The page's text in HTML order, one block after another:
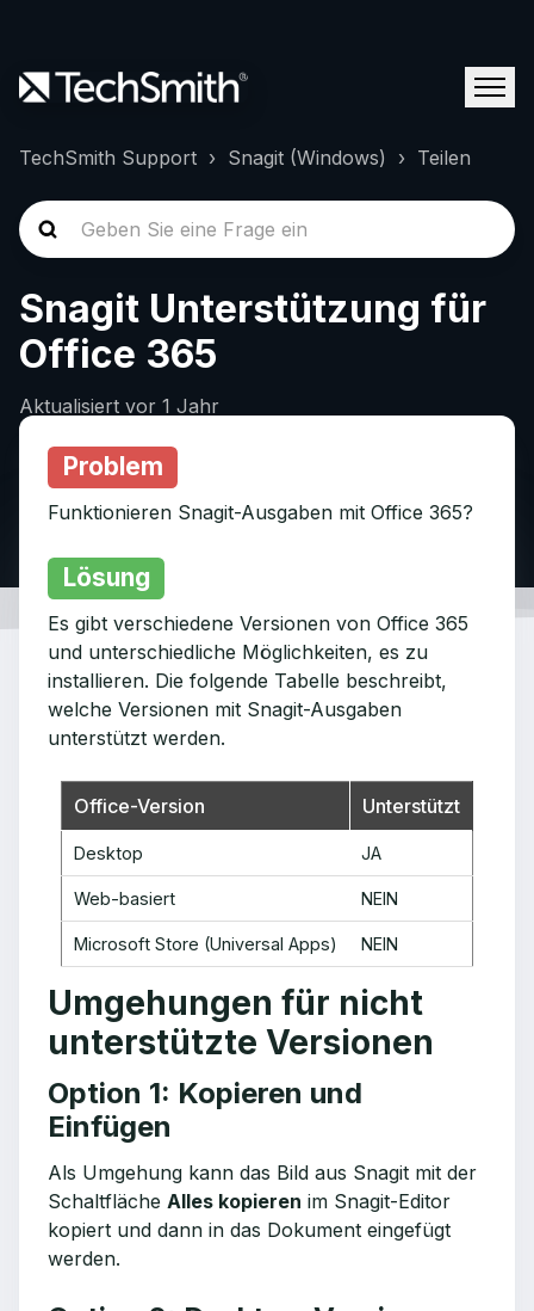
TechSmith Support Snagit (Windows) Teilen
Snagit Unterstützung für
Office 365
Aktualisiert vor 1 Jahr
Problem
Funktionieren Snagit-Ausgaben mit Office 365?
Lösung
Es gibt verschiedene Versionen von Office 365
und unterschiedliche Möglichkeiten, es zu
installieren. Die folgende Tabelle beschreibt,
welche Versionen mit Snagit-Ausgaben
unterstützt werden.
Office-Version Unterstützt
Desktop JA
Web-basiert NEIN
Microsoft Store (Universal Apps) NEIN
Umgehungen für nicht
unterstützte Versionen
Option 1: Kopieren und
Einfügen
Als Umgehung kann das Bild aus Snagit mit der
Schaltfläche Alles kopieren im Snagit-Editor
kopiert und dann in das Dokument eingefügt
werden.